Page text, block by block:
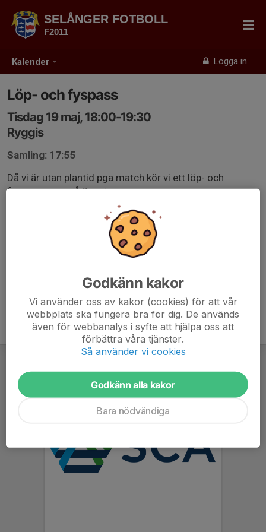
Kalender Logga in
SELÅNGER FOTBOLL
F2011
Löp- och fyspass
Tisdag 19 maj, 18:00-19:30
Ryggis
Samling: 17:55
Då vi är utan plantid pga match kör vi ett löp- och
fyspass uppe på Ryggis.
Godkänn kakor
Vi använder oss av kakor (cookies) för att vår
webbplats ska fungera bra för dig. De används
även för webbanalys i syfte att hjälpa oss att
förbättra våra tjänster.
Så använder vi cookies
Godkänn alla kakor
Bara nödvändiga